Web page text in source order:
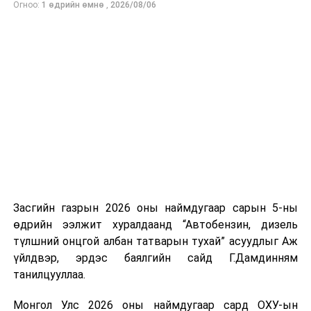
нийлүүлэлтийг тогтворжуулах хүрээнд бусад эх
Огноо: 1 өдрийн өмнө , 2026/08/06
Засгийн газрын 2026 оны наймдугаар сарын 5-ны
өдрийн ээлжит хуралдаанд “Автобензин, дизель
түлшний онцгой албан татварын тухай” асуудлыг Аж
үйлдвэр, эрдэс баялгийн сайд Г.Дамдинням
танилцууллаа.
Монгол Улс 2026 оны наймдугаар сард ОХУ-ын